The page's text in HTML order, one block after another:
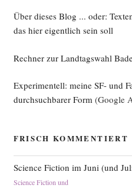
Über dieses Blog ... oder:
das hier eigentlich sein soll
Rechner zur Landtagswahl
Experimentell: meine SF- und
durchsuchbarer Form(Google
FRISCH KOMMENTIERT
Science Fiction im Juni (und
Science Fiction und